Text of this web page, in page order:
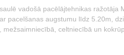
vadošā pacēlājtehnikas ražotāja
ar pacelšanas augstumu līdz 5.20m,
celtniecībā un